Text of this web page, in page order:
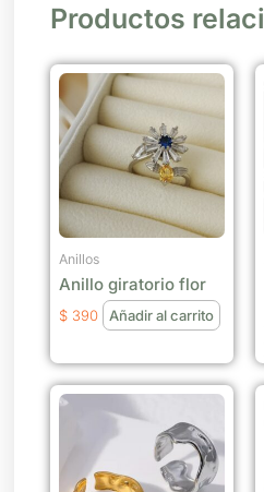
Productos
Anillos
Anillo giratorio flor
$ 390 Añadir al carrito
Este
producto
tiene
múltiples